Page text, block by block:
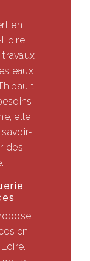
en
eaux
elle
des
en